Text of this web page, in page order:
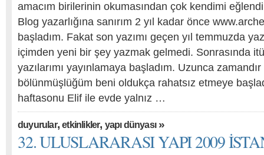
amacım birilerinin okumasından çok kendimi
Blog yazarlığına sanırım 2 yıl kadar önce
başladım. Fakat son yazımı geçen yıl temmuzda
içimden yeni bir şey yazmak gelmedi. Sonrasında
yazılarımı yayınlamaya başladım. Uzunca
bölünmüşlüğüm beni oldukça rahatsız etmeye
haftasonu Elif ile evde yalnız …
duyurular,etkinlikler, yapı dünyası»
32. ULUSLARARASI YAPI 2009